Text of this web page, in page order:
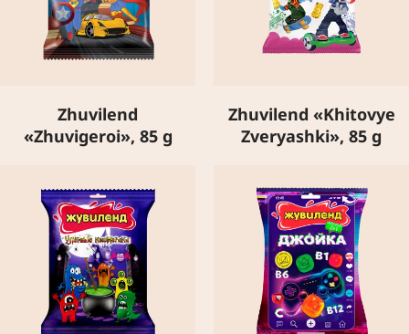
Zhuvilend
«Zhuvigeroi», 85 g
Zhuvilend «Khitovye
Zveryashki», 85 g